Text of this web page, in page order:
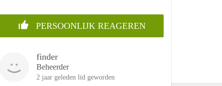
PERSOONLIJK REAGEREN
finder
Beheerder
2 jaar geleden lid geworden